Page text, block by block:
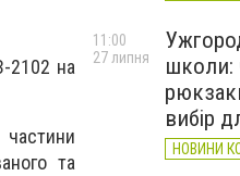
2102 на
та
школи:
вибір
НОВИНИ
11:00
27 липня